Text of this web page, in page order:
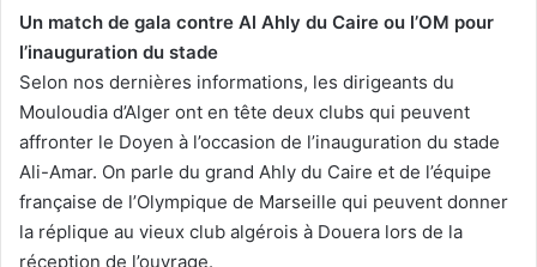
Un match de gala contre Al Ahly du Caire ou l’OM pour
l’inauguration du stade
Selon nos dernières informations, les dirigeants du
Mouloudia d’Alger ont en tête deux clubs qui peuvent
affronter le Doyen à l’occasion de l’inauguration du stade
Ali-Amar. On parle du grand Ahly du Caire et de l’équipe
française de l’Olympique de Marseille qui peuvent donner
la réplique au vieux club algérois à Douera lors de la
réception de l’ouvrage.